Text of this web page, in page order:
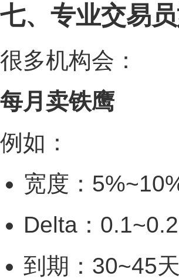
七、专业交易
很多机构会：
每月卖铁鹰
例如：
宽度：
Delta：0.1~0.2
到期：30~45天